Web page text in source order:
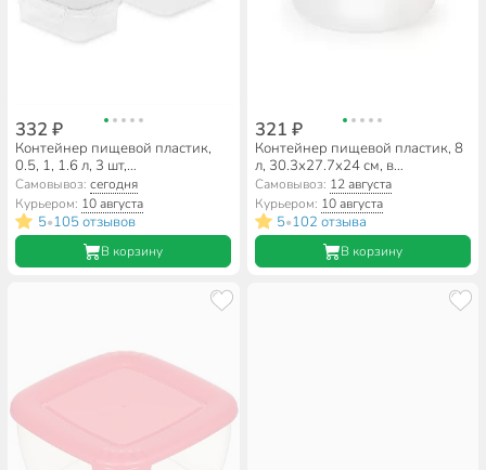
332 ₽
Контейнер пищевой пластик,
0.5, 1, 1.6 л, 3 шт,
прямоугольный, на защелках,
Альтернатива, Прайм, М8503
Самовывоз:сегодня
Курьером: 10 августа
5•105 отзывов
В корзину
321 ₽
Контейнер пищевой пластик, 8
л, 30.3х27.7х24 см, в
ассортименте, круглый, с
ручками, Альтернатива, М098
Самовывоз: 12 августа
Курьером: 10 августа
5•102 отзыва
В корзину